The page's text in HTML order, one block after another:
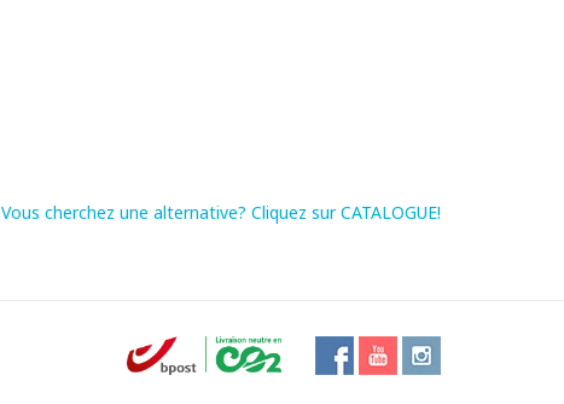
Vous cherchez une alternative? Cliquez sur CATALOGUE!